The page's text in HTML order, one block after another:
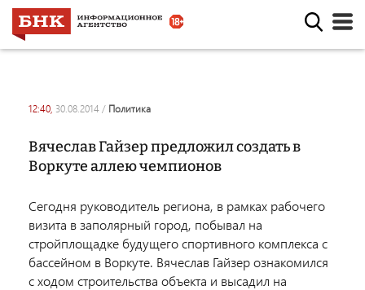
12:40, 30.08.2014 / политика
Вячеслав Гайзер предложил создать в
Воркуте аллею чемпионов
Сегодня руководитель региона, в рамках рабочего
визита в заполярный город, побывал на
стройплощадке будущего спортивного комплекса с
бассейном в Воркуте. Вячеслав Гайзер ознакомился
с ходом строительства объекта и высадил на